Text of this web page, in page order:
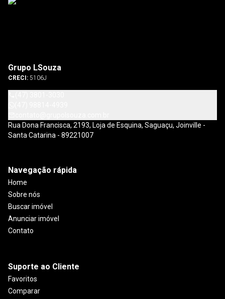
Grupo LSouza
CRECI: 5106J
Rua Dona Francisca, 2193, Loja de Esquina, Saguaçu, Joinville -
Santa Catarina - 89221007
Navegação rápida
Home
Sobre nós
Buscar imóvel
Anunciar imóvel
Contato
Suporte ao Cliente
Favoritos
Comparar